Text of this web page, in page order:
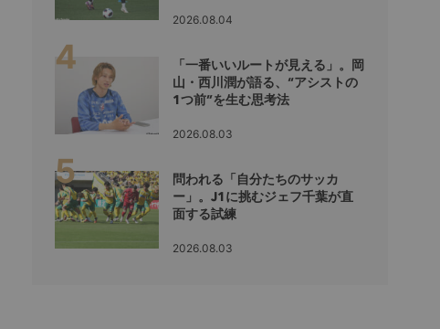
2026.08.04
「一番いいルートが見える」。岡
山・西川潤が語る、“アシストの
1つ前”を生む思考法
2026.08.03
問われる「自分たちのサッカ
ー」。J1に挑むジェフ千葉が直
面する試練
2026.08.03